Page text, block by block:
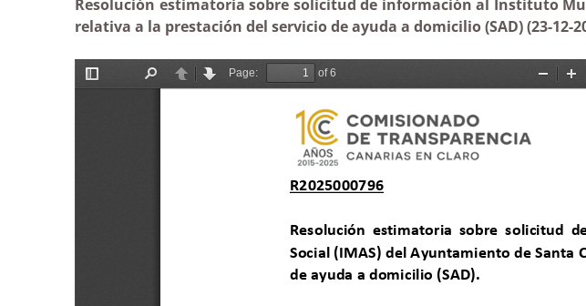
Resolución estimatoria sobre solicitud de información al Instituto
relativa a la prestación del servicio de ayuda a domicilio (SAD) (23-12-